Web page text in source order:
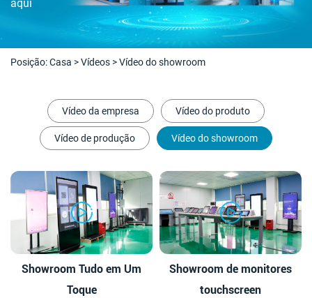
aqui
Posição:Casa >Vídeos >Vídeo do showroom
Vídeo da empresa Vídeo do produto
Vídeo de produção Vídeo do showroom
Showroom Tudo em Um
Toque
Showroom de monitores
touchscreen